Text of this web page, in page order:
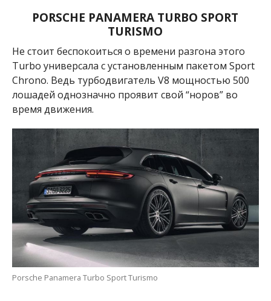
PORSCHE PANAMERA TURBO SPORT
TURISMO
Не стоит беспокоиться о времени разгона этого
Turbo универсала с установленным пакетом Sport
Chrono. Ведь турбодвигатель V8 мощностью 500
лошадей однозначно проявит свой “норов” во
время движения.
Porsche Panamera Turbo Sport Turismo